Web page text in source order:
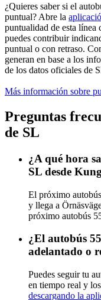
¿Quieres saber si el
puntual? Abre la
puntualidad de esta línea
puedes contribuir
puntual o con retraso.
generan en base a los
de los datos oficiales de
Más información sobre
Preguntas
de SL
¿A qué hora
SL desde
El próximo
y llega a
próximo autobús
¿El autobús
adelantado o
Puedes seguir tu
en tiempo real y
descargando la